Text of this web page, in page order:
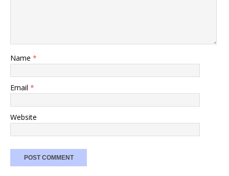
Name *
Email *
Website